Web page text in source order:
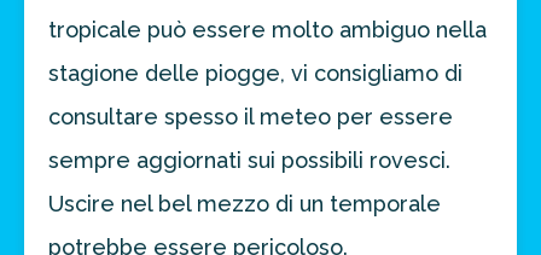
tropicale può essere molto ambiguo nella
stagione delle piogge, vi consigliamo di
consultare spesso il meteo per essere
sempre aggiornati sui possibili rovesci.
Uscire nel bel mezzo di un temporale
potrebbe essere pericoloso.